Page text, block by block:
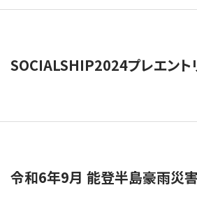
SOCIALSHIP2024プレエント
令和6年9月 能登半島豪雨災